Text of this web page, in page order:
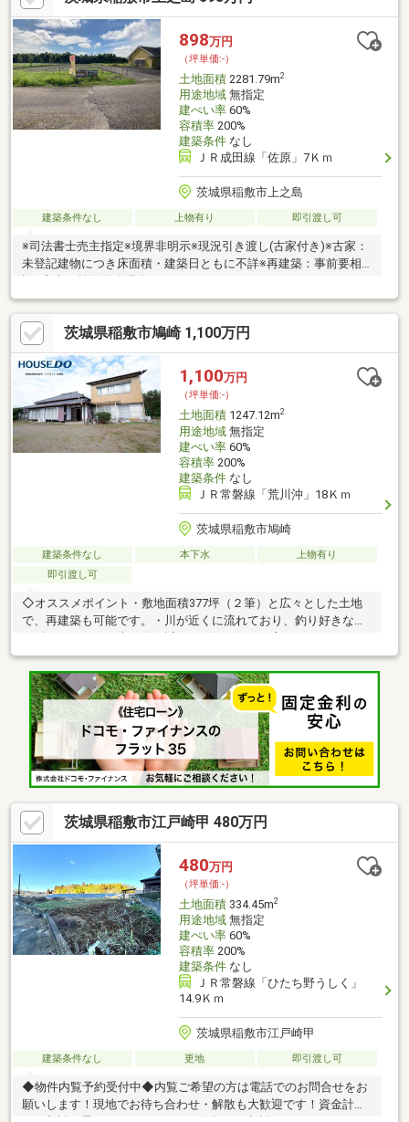
898万円
（坪単価:-）
土地面積2281.79m2
用途地域無指定
建ぺい率60%
容積率200%
建築条件なし
ＪＲ成田線「佐原」7Ｋｍ
茨城県稲敷市上之島
建築条件なし 上物有り 即引渡し可
※司法書士売主指定※境界非明示※現況引き渡し(古家付き)※古家：
未登記建物につき床面積・建築日ともに不詳※再建築：事前要相
茨城県稲敷市鳩崎 1,100万円
1,100万円
（坪単価:-）
土地面積1247.12m2
用途地域無指定
建ぺい率60%
容積率200%
建築条件なし
ＪＲ常磐線「荒川沖」18Ｋｍ
茨城県稲敷市鳩崎
建築条件なし 本下水
上物有り
即引渡し可
◇オススメポイント・敷地面積377坪（２筆）と広々とした土地
で、再建築も可能です。・川が近くに流れており、釣り好きな方
やゴルフコースも車３分と近、くゴルフ好きな方にもおすすめで
す・まわりとのお家との距離があり、静かに家庭菜園などしてゆ
っくり暮らしたい方は大変おすすめです。・公営水道と公共下水
が敷地内に引込済み（現在は飲み水は井戸水を利用）◇お伝え事
項・古家は建築時期不詳の未登記となり、現況の室内状態、建物
の状態でのお引渡しとなります。・契約不適合責任免責となりま
す・再建築や増築、大規模リフォームの際はセットバックが必要
となりますので、稲敷市役所にご確認ください。
茨城県稲敷市江戸崎甲 480万円
480万円
（坪単価:-）
土地面積334.45m2
用途地域無指定
建ぺい率60%
容積率200%
建築条件なし
ＪＲ常磐線「ひたち野うしく」
14.9Ｋｍ
茨城県稲敷市江戸崎甲
建築条件なし 更地 即引渡し可
◆物件内覧予約受付中◆内覧ご希望の方は電話でのお問合せをお
願いします！現地でお待ち合わせ・解散も大歓迎です！資金計画